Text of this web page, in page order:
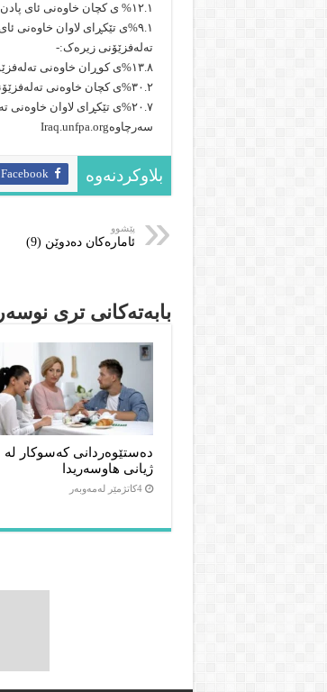
١٢.١% ى کچان خاوەنى ئای پادن
٩.١%ى تێکڕاى لاوان خاوەنى ئاى پادن
تەلەفزێۆنى زیرەک:-
١٣.٨%ى کوڕان خاوەنى تەلەفزێۆنى زیرەکن.
٣٠.٢%ى کچان خاوەنى تەلەفزێۆنى زیرەکن.
٢٠.٧%ى تێکڕاى لاوان خاوەنى تەلەفزێۆنى زیرەکن.
سەرچاوهIraq.unfpa.org
بلاوکردنەوە Facebook
پێشوو
ئامارەکان دەدوێن (9)
بابەتەکانى ترى نوسەر
دەستێوەردانی کەسوکار لە
ژیانی هاوسەریدا
4كاتژمێر لەمەوبەر